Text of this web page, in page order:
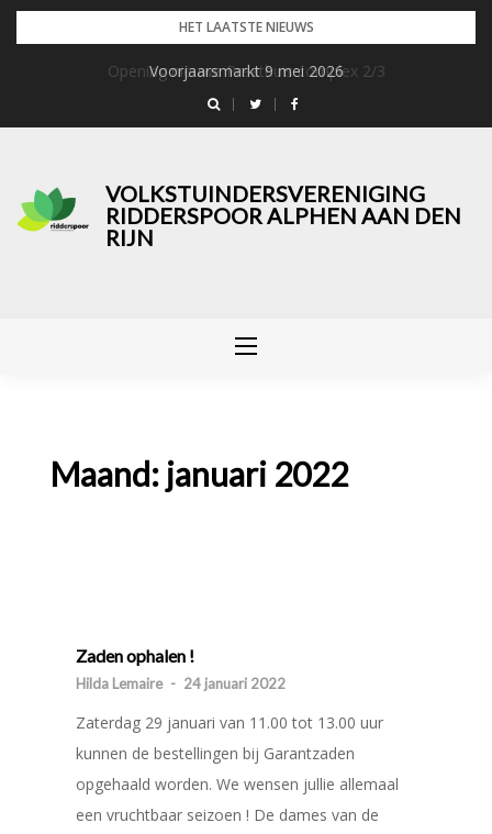
Skip
HET LAATSTE NIEUWS
Opening nieuwe Praathuis complex 2/3
Voorjaarsmarkt 9 mei 2026
VOLKSTUINDERSVERENIGING
RIDDERSPOOR ALPHEN AAN DEN
RIJN
Maand: januari 2022
Zaden ophalen !
Hilda Lemaire - 24 januari 2022
Zaterdag 29 januari van 11.00 tot 13.00 uur
kunnen de bestellingen bij Garantzaden
opgehaald worden. We wensen jullie allemaal
een vruchtbaar seizoen ! De dames van de